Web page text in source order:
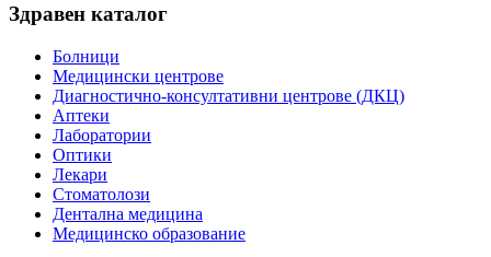
Здравен каталог
Болници
Медицински центрове
Диагностично-консултативни центрове (ДКЦ)
Аптеки
Лаборатории
Оптики
Лекари
Стоматолози
Дентална медицина
Медицинско образование